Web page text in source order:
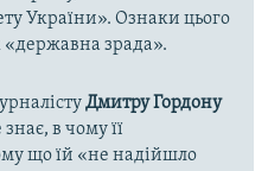
України». Ознаки цього
«державна зрада».
Дмитру Гордону
в чому її
що їй «не надійшло